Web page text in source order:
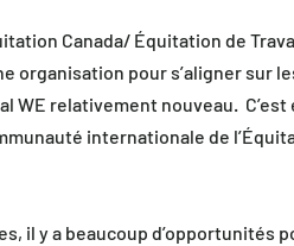
Canada/ Équitation de
organisation pour s’aligner sur
relativement nouveau.
internationale de
il y a beaucoup d’opportunités